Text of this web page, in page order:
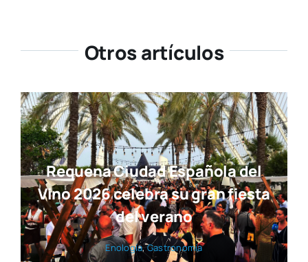
Otros artículos
Requena Ciudad Española del
Vino 2026 celebra su gran fiesta
del verano
Eno­lo­gía,Gas­tro­no­mía